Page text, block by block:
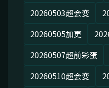
20260503超会变
20260505加更
20260507超前彩蛋
20260510超会变